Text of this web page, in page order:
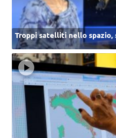
Troppi satelliti nello spazio,